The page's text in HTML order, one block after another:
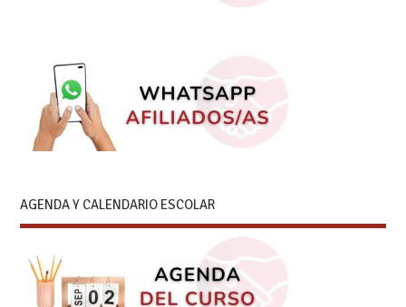
AGENDA Y CALENDARIO ESCOLAR